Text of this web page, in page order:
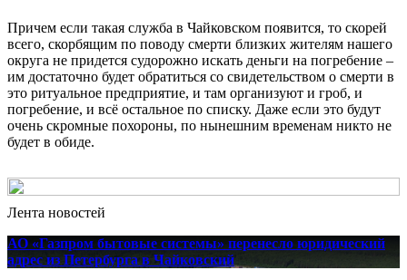
Причем если такая служба в Чайковском появится, то скорей
всего, скорбящим по поводу смерти близких жителям нашего
округа не придется судорожно искать деньги на погребение –
им достаточно будет обратиться со свидетельством о смерти в
это ритуальное предприятие, и там организуют и гроб, и
погребение, и всё остальное по списку. Даже если это будут
очень скромные похороны, по нынешним временам никто не
будет в обиде.
Лента новостей
АО «Газпром бытовые системы» перенесло юридический
адрес из Петербурга в Чайковский